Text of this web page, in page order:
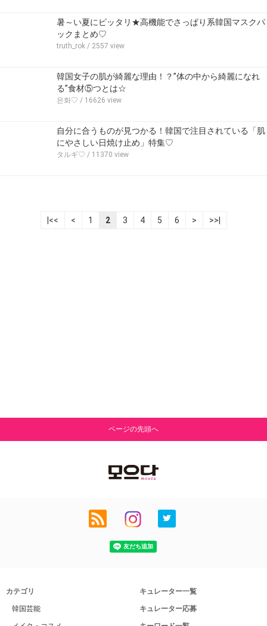
暑～い夏にピッタリ★高機能でさっぱり系韓国マスクパ
ックまとめ♡
truth_rok / 2557 view
韓国女子の肌が綺麗な理由！？”体の中から綺麗になれ
る”食材⑤つとは☆
은화♡ / 16626 view
自分に合うものが見つかる！韓国で注目されている「肌
にやさしい日焼け止め」特集♡
タルギ♡ / 11370 view
|<< < 1 2 3 4 5 6 > >>|
ページの先頭へ
カテゴリ
韓国芸能
キュレーター一覧
キュレーター応募